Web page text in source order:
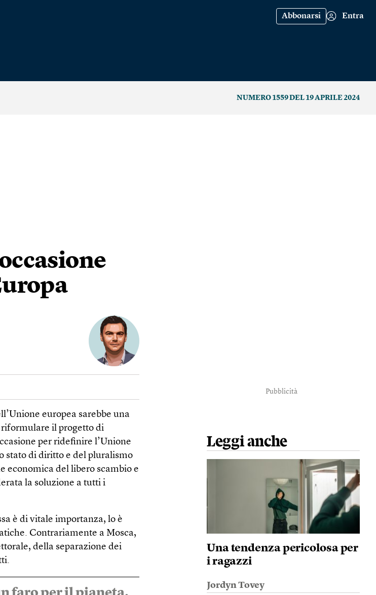
Abbonarsi Entra
NUMERO 1559 DEL 19 APRILE 2024
europea sarebbe una
riformulare il progetto di
per ridefinire l’Unione
stato di diritto e del pluralismo
economica del libero scambio e
la soluzione a tutti i
è di vitale importanza, lo è
Contrariamente a Mosca,
della separazione dei
Pubblicità
Leggi anche
Una tendenza pericolosa per
i ragazzi
Jordyn Tovey